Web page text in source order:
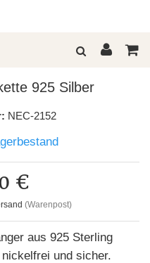
925 Silber
NEC-2152
€
(Warenpost)
aus 925 Sterling
und sicher.